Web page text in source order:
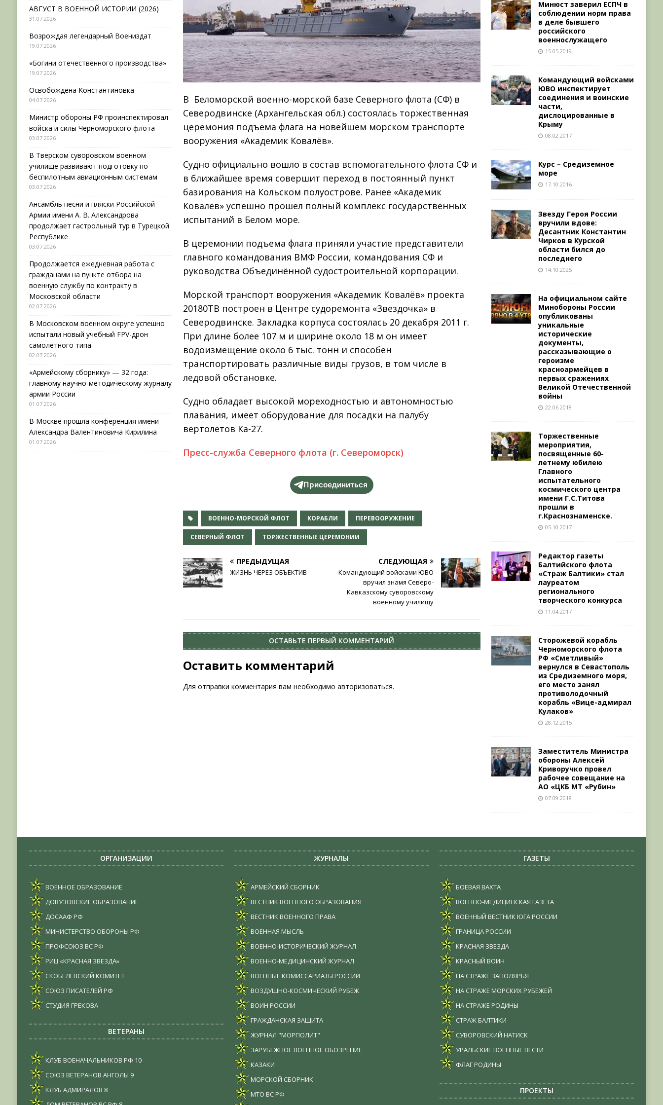
В Беломорской военно-морской базе Северного флота (СФ) в
Северодвинске (Архангельская обл.) состоялась торжественная
церемония подъема флага на новейшем морском транспорте
вооружения «Академик Ковалёв».
Судно официально вошло в состав вспомогательного флота СФ и
в ближайшее время совершит переход в постоянный пункт
базирования на Кольском полуострове. Ранее «Академик
Ковалёв» успешно прошел полный комплекс государственных
испытаний в Белом море.
В церемонии подъема флага приняли участие представители
главного командования ВМФ России, командования СФ и
руководства Объединённой судостроительной корпорации.
Морской транспорт вооружения «Академик Ковалёв» проекта
20180ТВ построен в Центре судоремонта «Звездочка» в
Северодвинске. Закладка корпуса состоялась 20 декабря 2011 г.
При длине более 107 м и ширине около 18 м он имеет
водоизмещение около 6 тыс. тонн и способен
транспортировать различные виды грузов, в том числе в
ледовой обстановке.
Судно обладает высокой мореходностью и автономностью
плавания, имеет оборудование для посадки на палубу
вертолетов Ка-27.
Пресс-служба Северного флота (г. Североморск)
Присоединиться
ВОЕННО-МОРСКОЙ ФЛОТ КОРАБЛИ ПЕРЕВООРУЖЕНИЕ
СЕВЕРНЫЙ ФЛОТ ТОРЖЕСТВЕННЫЕ ЦЕРЕМОНИИ
ПРЕДЫДУЩАЯ
ЖИЗНЬ ЧЕРЕЗ ОБЪЕКТИВ
СЛЕДУЮЩАЯ
Командующий войсками ЮВО
вручил знамя Северо-
Кавказскому суворовскому
военному училищу
ОСТАВЬТЕ ПЕРВЫЙ КОММЕНТАРИЙ
Оставить комментарий
Для отправки комментария вам необходимоавторизоваться.
АВГУСТ В ВОЕННОЙ ИСТОРИИ (2026)
31.07.2026
Возрождая легендарный Воениздат
19.07.2026
«Богини отечественного производства»
19.07.2026
Освобождена Константиновка
04.07.2026
Министр обороны РФ проинспектировал
войска и силы Черноморского флота
03.07.2026
В Тверском суворовском военном
училище развивают подготовку по
беспилотным авиационным системам
03.07.2026
Ансамбль песни и пляски Российской
Армии имени А. В. Александрова
продолжает гастрольный тур в Турецкой
Республике
03.07.2026
Продолжается ежедневная работа с
гражданами на пункте отбора на
военную службу по контракту в
Московской области
02.07.2026
В Московском военном округе успешно
испытали новый учебный FPV-дрон
самолетного типа
02.07.2026
«Армейскому сборнику» — 32 года:
главному научно-методическому журналу
армии России
01.07.2026
В Москве прошла конференция имени
Александра Валентиновича Кирилина
01.07.2026
Минюст заверил ЕСПЧ в
соблюдении норм права
в деле бывшего
российского
военнослужащего
15.05.2019
Командующий войсками
ЮВО инспектирует
соединения и воинские
части,
дислоцированные в
Крыму
08.02.2017
Курс – Средиземное
море
17.10.2016
Звезду Героя России
вручили вдове:
Десантник Константин
Чирков в Курской
области бился до
последнего
14.10.2025
На официальном сайте
Минобороны России
опубликованы
уникальные
исторические
документы,
рассказывающие о
героизме
красноармейцев в
первых сражениях
Великой Отечественной
войны
22.06.2018
Торжественные
мероприятия,
посвященные 60-
летнему юбилею
Главного
испытательного
космического центра
имени Г.С.Титова
прошли в
г.Краснознаменске.
05.10.2017
Редактор газеты
Балтийского флота
«Страж Балтики» стал
лауреатом
регионального
творческого конкурса
11.04.2017
Сторожевой корабль
Черноморского флота
РФ «Сметливый»
вернулся в Севастополь
из Средиземного моря,
его место занял
противолодочный
корабль «Вице-адмирал
Кулаков»
28.12.2015
Заместитель Министра
обороны Алексей
Криворучко провел
рабочее совещание на
АО «ЦКБ МТ «Рубин»
07.09.2018
ОРГАНИЗАЦИИ
ВОЕННОЕ ОБРАЗОВАНИЕ
ДОВУЗОВСКИЕ ОБРАЗОВАНИЕ
ДОСААФ РФ
МИНИСТЕРСТВО ОБОРОНЫ РФ
ПРОФСОЮЗ ВС РФ
РИЦ «КРАСНАЯ ЗВЕЗДА»
СКОБЕЛЕВСКИЙ КОМИТЕТ
СОЮЗ ПИСАТЕЛЕЙ РФ
СТУДИЯ ГРЕКОВА
ВЕТЕРАНЫ
КЛУБ ВОЕНАЧАЛЬНИКОВ РФ 10
СОЮЗ ВЕТЕРАНОВ АНГОЛЫ 9
КЛУБ АДМИРАЛОВ 8
ЖУРНАЛЫ
АРМЕЙСКИЙ СБОРНИК
ВЕСТНИК ВОЕННОГО ОБРАЗОВАНИЯ
ВЕСТНИК ВОЕННОГО ПРАВА
ВОЕННАЯ МЫСЛЬ
ВОЕННО-ИСТОРИЧЕСКИЙ ЖУРНАЛ
ВОЕННО-МЕДИЦИНСКИЙ ЖУРНАЛ
ВОЕННЫЕ КОМИССАРИАТЫ РОССИИ
ВОЗДУШНО-КОСМИЧЕСКИЙ РУБЕЖ
ВОИН РОССИИ
ГРАЖДАНСКАЯ ЗАЩИТА
ЖУРНАЛ "МОРПОЛИТ"
ЗАРУБЕЖНОЕ ВОЕННОЕ ОБОЗРЕНИЕ
КАЗАКИ
МОРСКОЙ СБОРНИК
МТО ВС РФ
ГАЗЕТЫ
БОЕВАЯ ВАХТА
ВОЕННО-МЕДИЦИНСКАЯ ГАЗЕТА
ВОЕННЫЙ ВЕСТНИК ЮГА РОССИИ
ГРАНИЦА РОССИИ
КРАСНАЯ ЗВЕЗДА
КРАСНЫЙ ВОИН
НА СТРАЖЕ ЗАПОЛЯРЬЯ
НА СТРАЖЕ МОРСКИХ РУБЕЖЕЙ
НА СТРАЖЕ РОДИНЫ
СТРАЖ БАЛТИКИ
СУВОРОВСКИЙ НАТИСК
УРАЛЬСКИЕ ВОЕННЫЕ ВЕСТИ
ФЛАГ РОДИНЫ
ПРОЕКТЫ